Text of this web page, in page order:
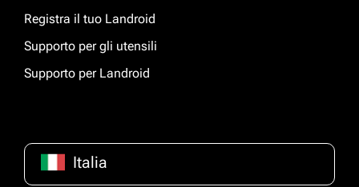
Registra il tuo Landroid
Supporto per gli utensili
Supporto per Landroid
Italia